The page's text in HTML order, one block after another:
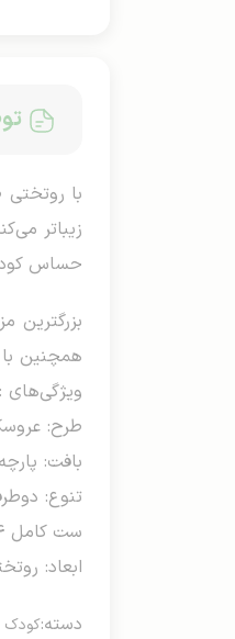
با
زیباتر
حساس
بزرگترین
همچنین
ویژگی‌های :
طرح:
بافت:
تنوع:
ست کامل ۴ تکه: شامل روتختی و ۲ عدد روبالشتی استاندارد
ابعاد: روتختی ۱۶۰×۲۲۰ و روبالشتی‌ها
دسته:کودک